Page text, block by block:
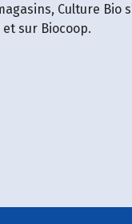
Culture Bio
sur Biocoop.